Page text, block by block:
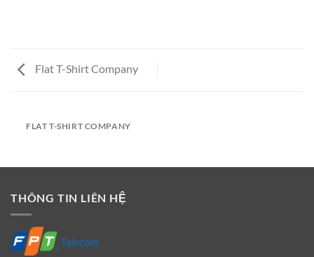
Flat T-Shirt Company
FLAT T-SHIRT COMPANY
THÔNG TIN LIÊN HỆ